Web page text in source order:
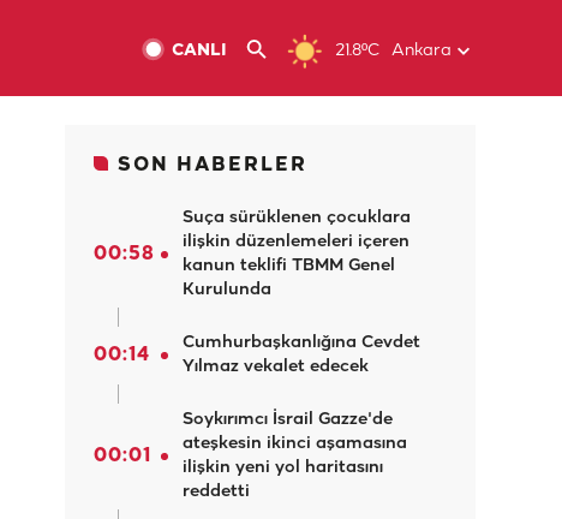
21.8ºC Ankara
CANLI
SON HABERLER
00:58
Suça sürüklenen çocuklara
ilişkin düzenlemeleri içeren
kanun teklifi TBMM Genel
Kurulunda
00:14
Cumhurbaşkanlığına Cevdet
Yılmaz vekalet edecek
00:01
Soykırımcı İsrail Gazze'de
ateşkesin ikinci aşamasına
ilişkin yeni yol haritasını
reddetti